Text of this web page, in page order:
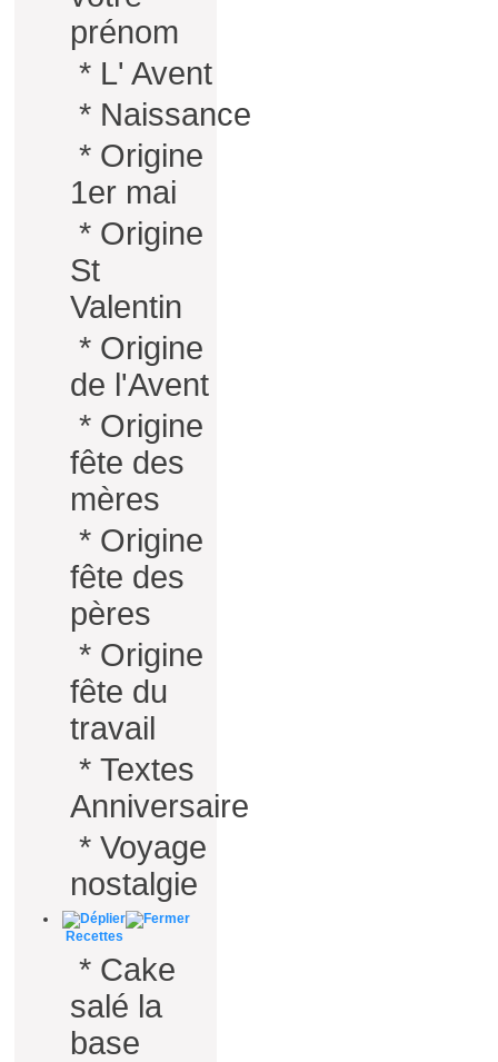
prénom
* L' Avent
* Naissance
* Origine
1er mai
* Origine
St
Valentin
* Origine
de l'Avent
* Origine
fête des
mères
* Origine
fête des
pères
* Origine
fête du
travail
* Textes
Anniversaire
* Voyage
nostalgie
Recettes
* Cake
salé la
base